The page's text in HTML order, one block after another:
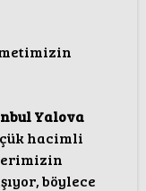
Yalova
hacimli
böylece